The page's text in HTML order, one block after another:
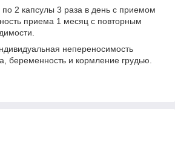
2 капсулы 3 раза в день с приемом
приема 1 месяц с повторным
непереносимость
беременность и кормление грудью.